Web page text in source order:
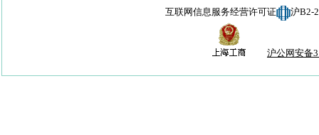
互联网信息服务经营许可证 沪B2-
沪公网安备